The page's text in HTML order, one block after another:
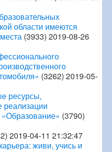
области имеются
(3933) 2019-08-26
(3262) 2019-05-
ресурсы,
«Образование» (3790)
2019-04-11 21:32:47
живи, учись и